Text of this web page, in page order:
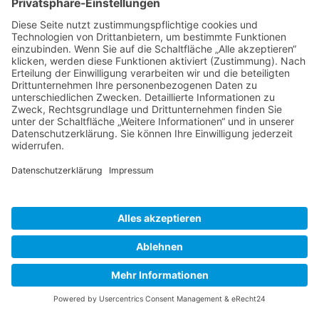
Belegungsplan
Anreise
Borkum
LAGE